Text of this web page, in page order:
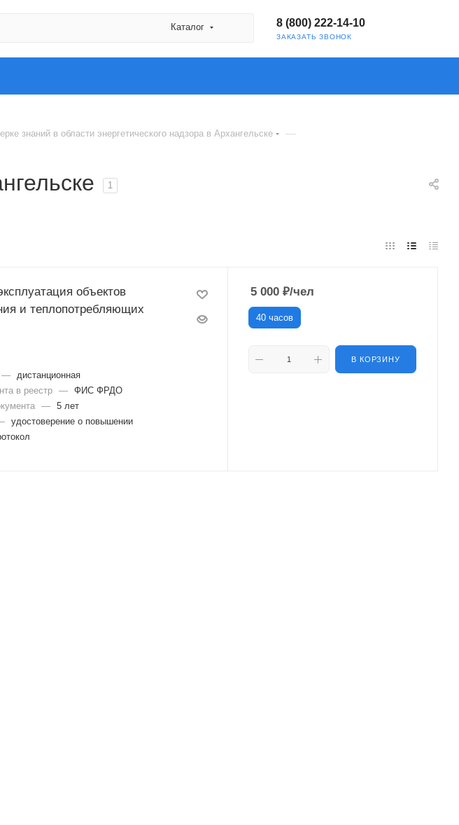
Каталог 8 (800) 222-14-10
ЗАКАЗАТЬ ЗВОНОК
знаний в области энергетического надзора в Архангельске —
1
объектов
и теплопотребляющих
—
дистанционная
в реестр
— ФИС ФРДО
— 5 лет
удостоверение о повышении
5 000 ₽/чел
40 часов
В КОРЗИНУ